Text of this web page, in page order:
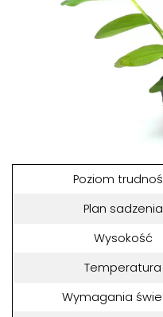
Poziom
Plan sadzenia
Wysokość
Temperatura
Wymagania